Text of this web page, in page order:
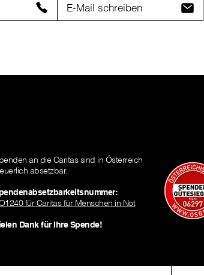
E-Mail schreiben
an die Caritas sind in Österreich
absetzbar.
für Caritas für Menschen in Not
Dank für Ihre Spende!